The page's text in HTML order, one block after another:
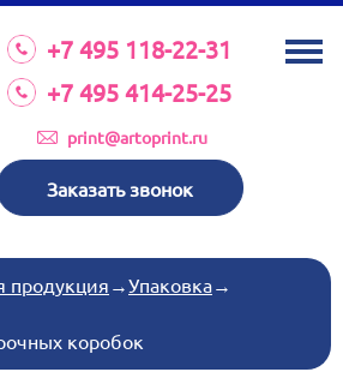
+7 495 118-22-31
+7 495 414-25-25
print@artoprint.ru
Заказать звонок
продукция →Упаковка→
коробок